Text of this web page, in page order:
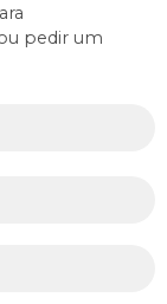
pedir um